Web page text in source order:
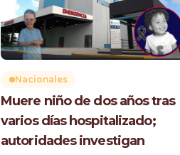
Nacionales
Muere niño de dos años tras
varios días hospitalizado;
autoridades investigan